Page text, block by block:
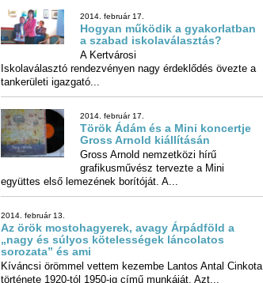
2014. február 17.
Hogyan működik a gyakorlatban
a szabad iskolaválasztás?
A Kertvárosi
Iskolaválasztó rendezvényen nagy érdeklődés övezte a
tankerületi igazgató...
2014. február 17.
Török Ádám és a Mini koncertje
Gross Arnold kiállításán
Gross Arnold nemzetközi hírű
grafikusművész tervezte a Mini
együttes első lemezének borítóját. A...
2014. február 13.
Az örök mostohagyerek, avagy Árpádföld a
„nagy és súlyos kötelességek láncolatos
sorozata” és ami
Kíváncsi örömmel vettem kezembe Lantos Antal Cinkota
története 1920-tól 1950-ig című munkáját. Azt...